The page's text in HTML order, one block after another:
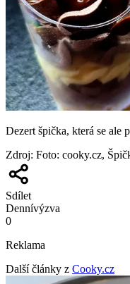
Dezert špička, která se ale
Zdroj: Foto: cooky.cz,
Sdílet
Dennívýzva
0
Reklama
Další články z Cooky.cz